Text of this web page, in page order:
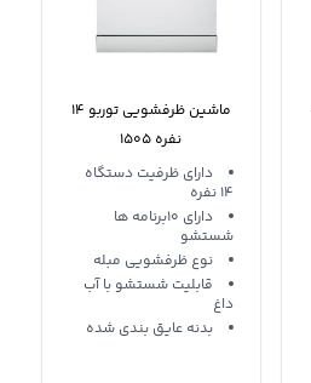
ماشین ظرفشویی توربو 14
نفره 1505
دارای ظرفیت دستگاه
14 نفره
دارای 10برنامه ها
شستشو
نوع ظرفشویی مبله
قابلیت شستشو با آب
داغ
بدنه عایق بندی شده